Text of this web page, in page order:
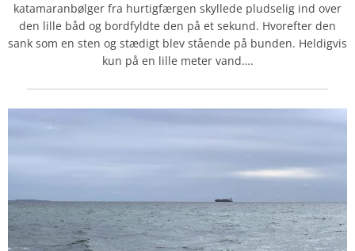
katamaranbølger fra hurtigfærgen skyllede pludselig ind over
den lille båd og bordfyldte den på et sekund. Hvorefter den
sank som en sten og stædigt blev stående på bunden. Heldigvis
kun på en lille meter vand….